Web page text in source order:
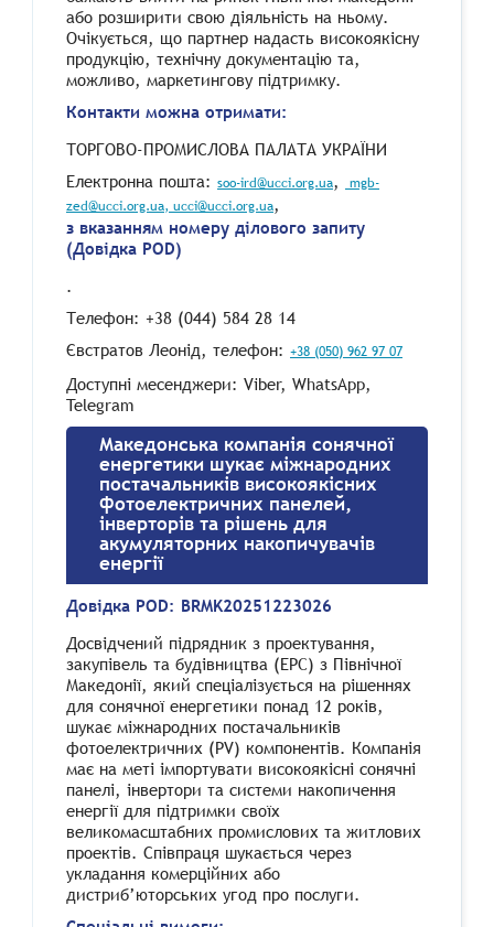
або розширити свою діяльність на ньому.
Очікується, що партнер надасть високоякісну
продукцію, технічну документацію та,
можливо, маркетингову підтримку.
Контакти можна отримати:
ТОРГОВО-ПРОМИСЛОВА ПАЛАТА УКРАЇНИ
Електронна пошта: soo-ird@ucci.org.ua,
mgb-
zed@ucci.org.ua, ucci@ucci.org.ua,
з вказанням номеру ділового запиту
(Довідка POD)
.
Телефон: +38 (044) 584 28 14
Євстратов Леонід, телефон: +38 (050) 962 97 07
Доступні месенджери: Viber, WhatsApp,
Telegram
Македонська компанія сонячної
енергетики шукає міжнародних
постачальників високоякісних
фотоелектричних панелей,
інверторів та рішень для
акумуляторних накопичувачів
енергії
Довідка POD: BRMK20251223026
Досвідчений підрядник з проектування,
закупівель та будівництва (EPC) з Північної
Македонії, який спеціалізується на рішеннях
для сонячної енергетики понад 12 років,
шукає міжнародних постачальників
фотоелектричних (PV) компонентів. Компанія
має на меті імпортувати високоякісні сонячні
панелі, інвертори та системи накопичення
енергії для підтримки своїх
великомасштабних промислових та житлових
проектів. Співпраця шукається через
укладання комерційних або
дистриб’юторських угод про послуги.